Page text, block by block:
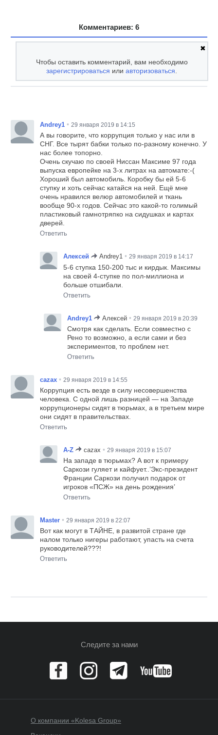
Комментариев: 6
✖
Чтобы оставить комментарий, вам необходимо
зарегистрироваться илиавторизоваться.
Andrey1 • 29 января 2019 в 14:15
А вы говорите, что коррупция только у нас или в
СНГ. Все тырят бабки только по-разному конечно. У
нас более топорно.
Очень скучаю по своей Ниссан Максиме 97 года
выпуска европейке на 3-х литрах на автомате:-(
Хороший был автомобиль. Коробку бы ей 5-6
ступку и хоть сейчас катайся на ней. Ещё мне
очень нравился велюр автомобилей и ткань
вообще 90-х годов. Сейчас это какой-то голимый
пластиковый гамнотряпко на сидушках и картах
дверей.
Ответить
Алексей Andrey1 • 29 января 2019 в 14:17
5-6 ступка 150-200 тыс и кирдык. Максимы
на своей 4-ступке по пол-миллиона и
больше отшибали.
Ответить
Andrey1 Алексей • 29 января 2019 в 20:39
Смотря как сделать. Если совместно с
Рено то возможно, а если сами и без
экспериментов, то проблем нет.
Ответить
cazax • 29 января 2019 в 14:55
Коррупция есть везде в силу несовершенства
человека. С одной лишь разницей — на Западе
коррупционеры сидят в тюрьмах, а в третьем мире
они сидят в правительствах.
Ответить
A-Z cazax • 29 января 2019 в 15:07
На западе в тюрьмах? А вот к примеру
Саркози гуляет и кайфует..’Экс-президент
Франции Саркози получил подарок от
игроков «ПСЖ» на день рождения’
Ответить
Master • 29 января 2019 в 22:07
Вот как могут в ТАЙНЕ, в развитой стране где
налом только нигеры работают, упасть на счета
руководителей???!
Ответить
Следите за нами
О компании «Kolesa Group»